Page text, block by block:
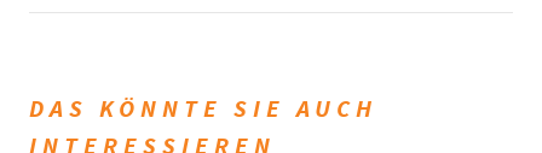
DAS KÖNNTE SIE AUCH
INTERESSIEREN